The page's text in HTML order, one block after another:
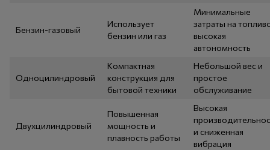
Бензин-газовый
Использует
бензин или газ
Минимальные
затраты на
высокая
автономность
Одноцилиндровый
Компактная
конструкция для
бытовой техники
Небольшой вес и
простое
обслуживание
Двухцилиндровый
Повышенная
мощность и
плавность работы
Высокая
и сниженная
вибрация